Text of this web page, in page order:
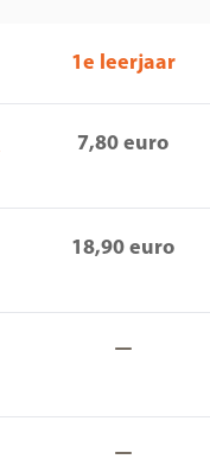
1e leerjaar
7,80 euro
18,90 euro